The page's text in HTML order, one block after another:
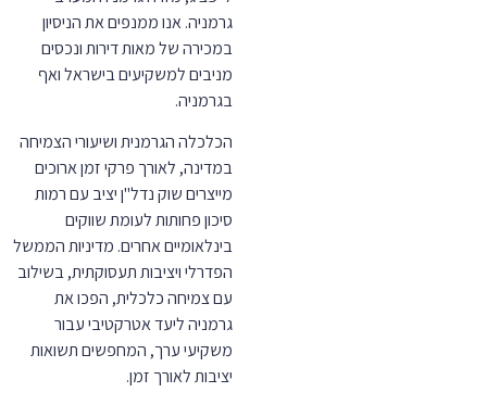
גרמניה. אנו ממנפים את הניסיון
במכירה של מאות דירות ונכסים
מניבים למשקיעים בישראל ואף
בגרמניה.
הכלכלה הגרמנית ושיעורי הצמיחה
במדינה, לאורך פרקי זמן ארוכים
מייצרים שוק נדל"ן יציב עם רמות
סיכון פחותות לעומת שווקים
בינלאומיים אחרים. מדיניות הממשל
הפדרלי ויציבות תעסוקתית, בשילוב
עם צמיחה כלכלית, הפכו את
גרמניה ליעד אטרקטיבי עבור
משקיעי ערך, המחפשים תשואות
יציבות לאורך זמן.